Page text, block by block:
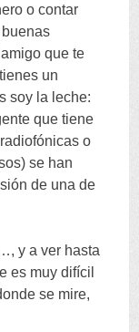
o contar
que te
un
soy la leche:
que tiene
o
)se han
de una de
y a ver hasta
es muy difícil
se mire,